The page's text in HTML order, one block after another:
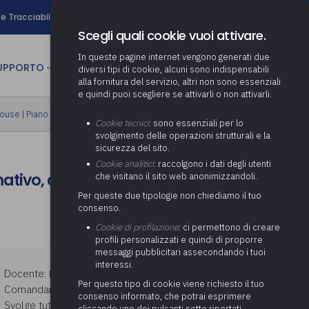
e Tracciabilità
Determinazione fondo risorse
decentrate
Pratiche previdenziali
ai comuni per l’attivazione di
(Partenariato Pubblico
Privato)
Società e organismi
adempimenti degli enti locali
Adeguamento del sistema di
gestione documentale alle
nuove linee guida sul
documento informatico
Protezione dei Dati (RPD,
altrimenti denominato Data
Protection Officer, DPO)
Supporto transizione al
digitale
Gestione IVA
Gestione IRAP
Consolidato
Relazione di fine e inizio
mandato
Supporto alla predisposizione
del Piano Economico-
Attività di supporto Gare
Energetiche (ex Legge 10/91)
Controllo Pratiche Sismiche
CULTURA person AREA RISERVATA
| Piano formativo gratuito associati
casistiche e procedure
Docente: ENRICO LANZALONE
Comandante del Corpo di Polizia Locale.
Svolge tuttora il ruolo di formatore interno
Scegli quali cookie vuoi attivare.
In queste pagine internet vengono generati due
diversi tipi di cookie, alcuni sono indispensabili
alla fornitura del servizio, altri non sono essenziali
e quindi puoi scegliere se attivarli o non attivarli.
Cookie tecnici: sono essenziali per lo
svolgimento delle operazioni strutturali e la
sicurezza del sito.
Cookie analitici: raccolgono i dati degli utenti
che visitano il sito web anonimizzandoli.
Per queste due tipologie non chiediamo il tuo
consenso.
Cookie di profilazione: ci permettono di creare
profili personalizzati e quindi di proporre
messaggi pubblicitari assecondando i tuoi
interessi.
Per questo tipo di cookie viene richiesto il tuo
consenso informato, che potrai esprimere